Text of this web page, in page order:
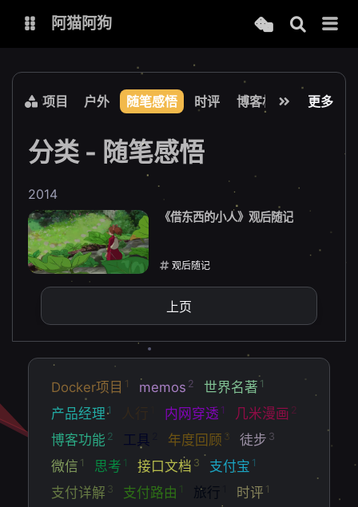
博客 今日热榜
网址导航 主题狗
站点检测
食用手册
阿猫阿狗
项目 户外 随笔感悟 时评 博客相关 程序部署
更多
分类 - 随笔感悟
2014
《借东西的小人》观后随记
观后随记
2014-10-25
上页
Docker项目 1 memos 2 世界名著 1
产品经理 1 内网穿透 1 几米漫画 2
博客功能 2 工具 年度回顾 3 徒步 3
微信 1 思考 1 接口文档 3 支付宝 1
支付详解 3 支付路由 1 旅行 时评 1